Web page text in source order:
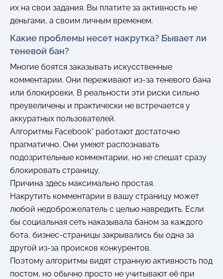
их на свои задания. Вы платите за активность не
деньгами, а своим личным временем.
Какие проблемы несет накрутка? Бывает ли
теневой бан?
Многие боятся заказывать искусственные
комментарии. Они переживают из-за теневого бана
или блокировки. В реальности эти риски сильно
преувеличены и практически не встречается у
аккуратных пользователей.
Алгоритмы Facebook* работают достаточно
прагматично. Они умеют распознавать
подозрительные комментарии, но не спешат сразу
блокировать страницу.
Причина здесь максимально простая.
Накрутить комментарии в вашу страницу может
любой недоброжелатель с целью навредить. Если
бы социальная сеть наказывала баном за каждого
бота, бизнес-страницы закрывались бы одна за
другой из-за происков конкурентов.
Поэтому алгоритмы видят странную активность под
постом, но обычно просто не учитывают её при